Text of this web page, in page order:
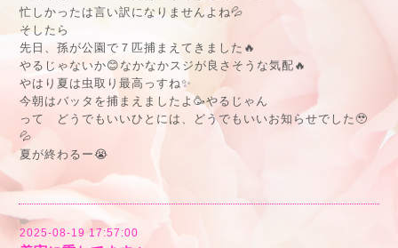
忙しかったは言い訳になりませんよね💦
そしたら
先日、孫が公園で７匹捕まえてきました🔥
やるじゃないか😊なかなかスジが良さそうな気配🔥
やはり夏は虫取り最高っすね✨
今朝はバッタを捕まえましたよ🥳やるじゃん
って どうでもいいひとには、どうでもいいお知らせでした🥹
💦
夏が終わるー😭
2025-08-19 17:57:00